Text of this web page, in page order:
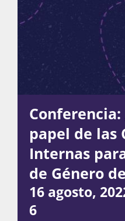
Bienvenida
Conferencia:
papel de las
Internas
de Género
16 agosto,
6